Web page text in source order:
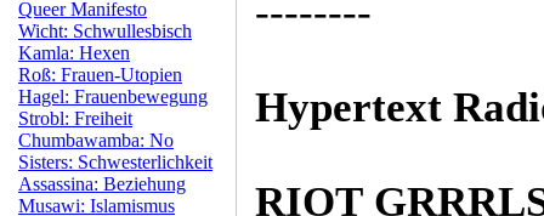
Queer Manifesto
Wicht: Schwullesbisch
Kamla: Hexen
Roß: Frauen-Utopien
Hagel: Frauenbewegung
Strobl: Freiheit
Chumbawamba: No
Sisters: Schwesterlichkeit
Assassina: Beziehung
Musawi: Islamismus
--------
Hypertext
RIOT